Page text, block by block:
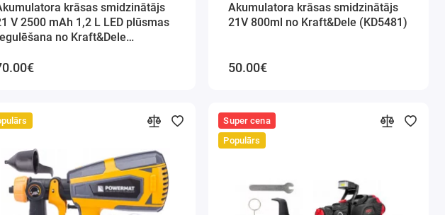
krāsas smidzinātājs
V 2500 mAh 1,2 L LED plūsmas
no Kraft&Dele
Akumulatora krāsas smidzinātājs
21V 800ml no Kraft&Dele (KD5481)
50.00€
Super cena
Populārs